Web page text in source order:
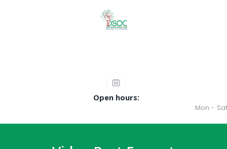
Open hours:
Mon -